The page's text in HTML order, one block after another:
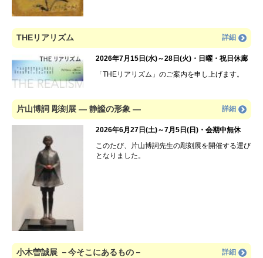
THEリアリズム 詳細
2026年7月15日(水)～28日(火)・日曜・祝日休廊
「THEリアリズム」のご案内を申し上げます。
片山博詞 彫刻展 ― 静謐の形象 ― 詳細
2026年6月27日(土)～7月5日(日)・会期中無休
このたび、片山博詞先生の彫刻展を開催する運び
となりました。
小木曽誠展 －今そこにあるもの－ 詳細